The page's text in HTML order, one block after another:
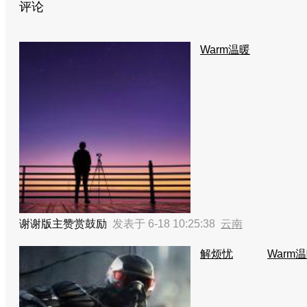
评论
Warm温暖
谢谢版主赞赏鼓励 发表于 6-18 10:25:38 云南
解烦忧 Warm